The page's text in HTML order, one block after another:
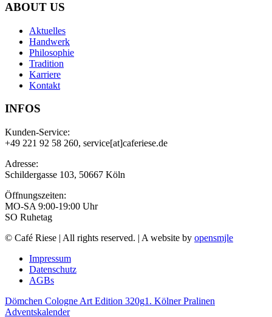
ABOUT US
Aktuelles
Handwerk
Philosophie
Tradition
Karriere
Kontakt
INFOS
Kunden-Service:
+49 221 92 58 260, service[at]caferiese.de
Adresse:
Schildergasse 103, 50667 Köln
Öffnungszeiten:
MO-SA 9:00-19:00 Uhr
SO Ruhetag
© Café Riese | All rights reserved. | A website by opensmjle
Impressum
Datenschutz
AGBs
Dömchen Cologne Art Edition 320g1. Kölner Pralinen
Adventskalender